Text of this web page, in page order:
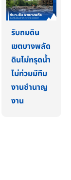
รับถมดิน
เขตบางพลัด
ดินไม่ทรุดน้ำ
ไม่ท่วมมีทีม
งานชำนาญ
งาน